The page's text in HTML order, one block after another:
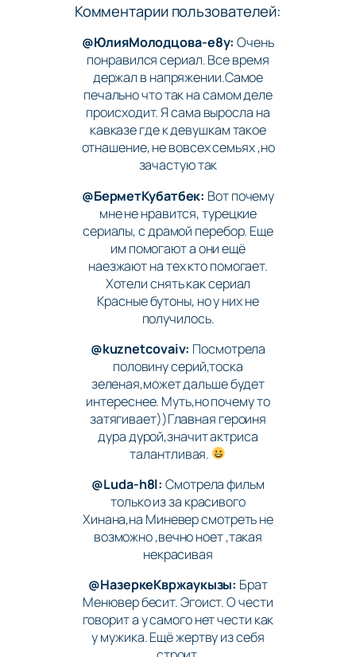
Комментарии пользователей:
@ЮлияМолодцова-е8у: Очень
понравился сериал. Все время
держал в напряжении.Самое
печально что так на самом деле
происходит. Я сама выросла на
кавказе где к девушкам такое
отнашение, не вовсех семьях ,но
зачастую так
@БерметКубатбек: Вот почему
мне не нравится, турецкие
сериалы, с драмой перебор. Еще
им помогают а они ещё
наезжают на тех кто помогает.
Хотели снять как сериал
Красные бутоны, но у них не
получилось.
@kuznetcovaiv: Посмотрела
половину серий,тоска
зеленая,может дальше будет
интереснее. Муть,но почему то
затягивает))Главная героиня
дура дурой,значит актриса
талантливая.
@Luda-h8l: Смотрела фильм
только из за красивого
Хинана,на Миневер смотреть не
возможно ,вечно ноет ,такая
некрасивая
@НазеркеКвржаукызы: Брат
Менювер бесит. Эгоист. О чести
говорит а у самого нет чести как
у мужика. Ещё жертву из себя